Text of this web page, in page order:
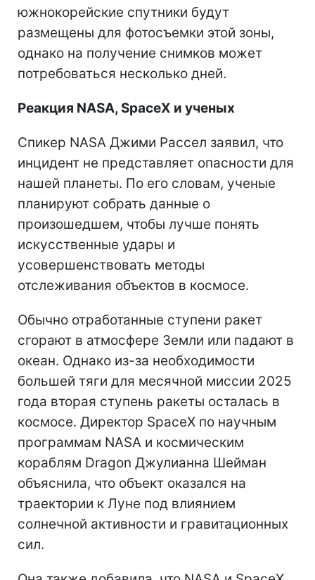
южнокорейские спутники будут
размещены для фотосъемки этой зоны,
однако на получение снимков может
потребоваться несколько дней.
Реакция NASA, SpaceX и ученых
Спикер NASA Джими Рассел заявил, что
инцидент не представляет опасности для
нашей планеты. По его словам, ученые
планируют собрать данные о
произошедшем, чтобы лучше понять
искусственные удары и
усовершенствовать методы
отслеживания объектов в космосе.
Обычно отработанные ступени ракет
сгорают в атмосфере Земли или падают в
океан. Однако из-за необходимости
большей тяги для месячной миссии 2025
года вторая ступень ракеты осталась в
космосе. Директор SpaceX по научным
программам NASA и космическим
кораблям Dragon Джулианна Шейман
объяснила, что объект оказался на
траектории к Луне под влиянием
солнечной активности и гравитационных
сил.